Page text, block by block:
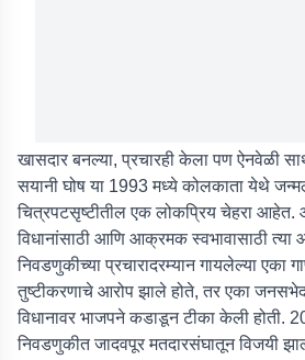
खासदार बनल्या, प्रचारही केला पण ऐनवेळी
सयानी घोष या 1993 मध्ये कोलकाता येथे
चित्रपटसृष्टीतील एक लोकप्रिय चेहरा आहेत.
विधानांसाठी आणि आक्रमक स्वभावासाठी
निवडणुकीच्या प्रचारादरम्यान गायलेल्या एका
तुष्टीकरणाचे आरोप झाले होते, तर एका
विधानावर भाजपने कडाडून टीका केली होती.
निवडणुकीत जादवपूर मतदारसंघातून विजयी